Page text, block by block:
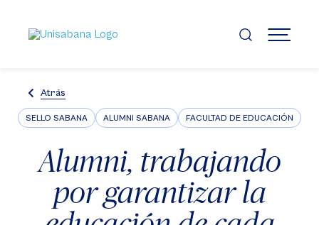
contenido
principal
MENÚ
Atrás
SELLO SABANA ALUMNI SABANA FACULTAD DE EDUCACIÓN
Alumni, trabajando
por garantizar la